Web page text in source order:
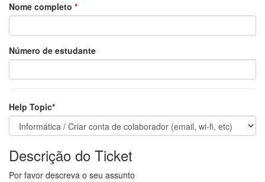
Nome completo *
Número de estudante
Help Topic*
Descrição do Ticket
Por favor descreva o seu assunto